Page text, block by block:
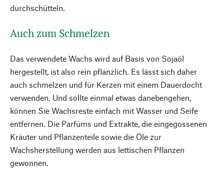
durchschütteln.
Auch zum Schmelzen
Das verwendete Wachs wird auf Basis von Sojaöl
hergestellt, ist also rein pflanzlich. Es lässt sich daher
auch schmelzen und für Kerzen mit einem Dauerdocht
verwenden. Und sollte einmal etwas danebengehen,
können Sie Wachsreste einfach mit Wasser und Seife
entfernen. Die Parfüms und Extrakte, die eingegossenen
Kräuter und Pflanzenteile sowie die Öle zur
Wachsherstellung werden aus lettischen Pflanzen
gewonnen.